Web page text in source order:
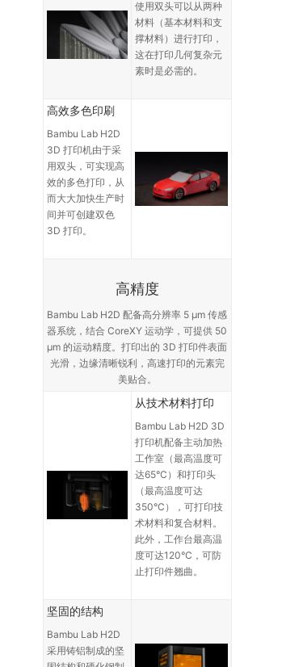
使用双头可以从两种
材料（基本材料和支
撑材料）进行打印，
这在打印几何复杂元
素时是必需的。
高效多色印刷
Bambu Lab H2D
3D 打印机由于采
用双头，可实现高
效的多色打印，从
而大大加快生产时
间并可创建双色
3D 打印。
高精度
Bambu Lab H2D 配备高分辨率 5 µm 传感
器系统，结合 CoreXY 运动学，可提供 50
µm 的运动精度。打印出的 3D 打印件表面
光滑，边缘清晰锐利，高速打印的元素完
美贴合。
从技术材料打印
Bambu Lab H2D 3D
打印机配备主动加热
工作室（最高温度可
达65°C）和打印头
（最高温度可达
350°C），可打印技
术材料和复合材料。
此外，工作台最高温
度可达120°C，可防
止打印件翘曲。
坚固的结构
Bambu Lab H2D
采用铸铝制成的坚